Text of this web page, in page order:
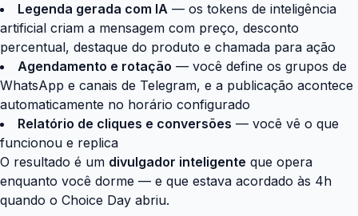
Legenda gerada com IA — os tokens de inteligência
artificial criam a mensagem com preço, desconto
percentual, destaque do produto e chamada para ação
Agendamento e rotação — você define os grupos de
WhatsApp e canais de Telegram, e a publicação acontece
automaticamente no horário configurado
Relatório de cliques e conversões — você vê o que
funcionou e replica
O resultado é um divulgador inteligente que opera
enquanto você dorme — e que estava acordado às 4h
quando o Choice Day abriu.